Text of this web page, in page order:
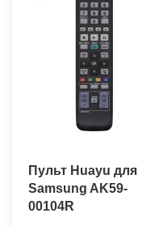
Пульт Huayu для
Samsung AK59-
00104R